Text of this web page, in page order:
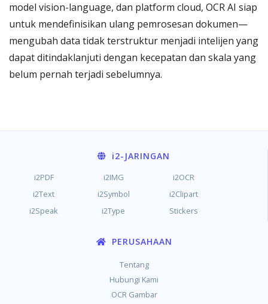
model vision-language, dan platform cloud, OCR AI siap
untuk mendefinisikan ulang pemrosesan dokumen—
mengubah data tidak terstruktur menjadi intelijen yang
dapat ditindaklanjuti dengan kecepatan dan skala yang
belum pernah terjadi sebelumnya.
i2-JARINGAN
i2PDF i2IMG
i2OCR
i2Text
i2Symbol
i2Clipart
i2Speak
i2Type Stickers
PERUSAHAAN
Tentang
Hubungi Kami
OCR Gambar